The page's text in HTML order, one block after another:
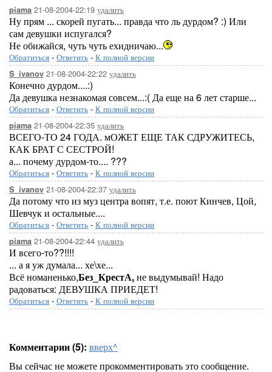
piama 21-08-2004-22:19 удалить
Ну прям ... скорей пугать... правда что ль дурдом? :) Или
сам девушки испугался?
Не обижайся, чуть чуть ехидничаю...
Обратиться - Ответить - К полной версии
S_ivanov 21-08-2004-22:22 удалить
Конечно дурдом....:)
Да девушка незнакомая совсем...:( Да еще на 6 лет старше...
Обратиться - Ответить - К полной версии
piama 21-08-2004-22:35 удалить
ВСЕГО-ТО 24 ГОДА. мОЖЕТ ЕЩЕ ТАК СДРУЖИТЕСЬ,
КАК БРАТ С СЕСТРОЙ!
а... почему дурдом-то.... ???
Обратиться - Ответить - К полной версии
S_ivanov 21-08-2004-22:37 удалить
Да потому что из муз центра вопят, т.е. поют Кинчев, Цой,
Шевчук и остальные....
Обратиться - Ответить - К полной версии
piama 21-08-2004-22:44 удалить
И всего-то??!!!!
... а я уж думала... хе\хе...
Всё номаненько,Без_КрестА,не выдумывай! Надо
радоваться: ДЕВУШКА ПРИЕДЕТ!
Обратиться - Ответить - К полной версии
Комментарии (5): вверх^
Вы сейчас не можете прокомментировать это сообщение.